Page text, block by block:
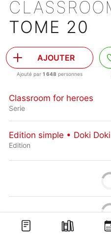
TOME 20
AJOUTER
Ajouté par 1 648 personnes
Classroom for heroes
Serie
Edition simple • Doki Doki
Edition